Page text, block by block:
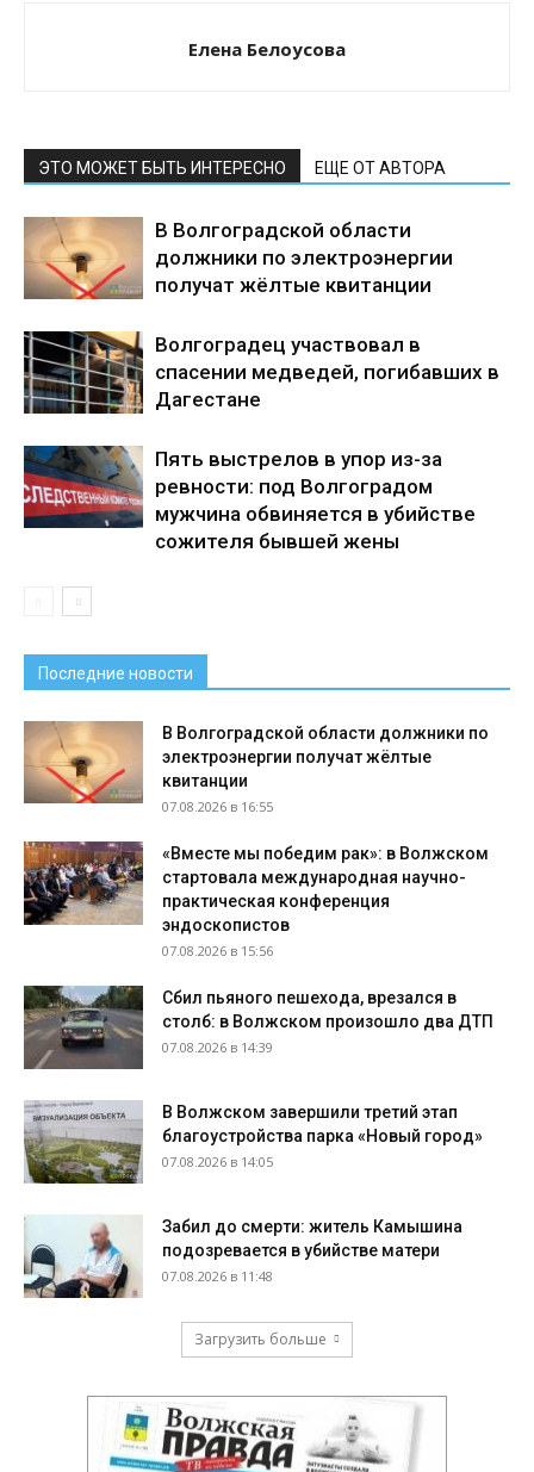
Елена Белоусова
ЭТО МОЖЕТ БЫТЬ ИНТЕРЕСНО ЕЩЕ ОТ АВТОРА
В Волгоградской области
должники по электроэнергии
получат жёлтые квитанции
Волгоградец участвовал в
спасении медведей, погибавших в
Дагестане
Пять выстрелов в упор из-за
ревности: под Волгоградом
мужчина обвиняется в убийстве
сожителя бывшей жены
Последние новости
В Волгоградской области должники по
электроэнергии получат жёлтые
квитанции
07.08.2026 в 16:55
«Вместе мы победим рак»: в Волжском
стартовала международная научно-
практическая конференция
эндоскопистов
07.08.2026 в 15:56
Сбил пьяного пешехода, врезался в
столб: в Волжском произошло два ДТП
07.08.2026 в 14:39
В Волжском завершили третий этап
благоустройства парка «Новый город»
07.08.2026 в 14:05
Забил до смерти: житель Камышина
подозревается в убийстве матери
07.08.2026 в 11:48
Загрузить больше